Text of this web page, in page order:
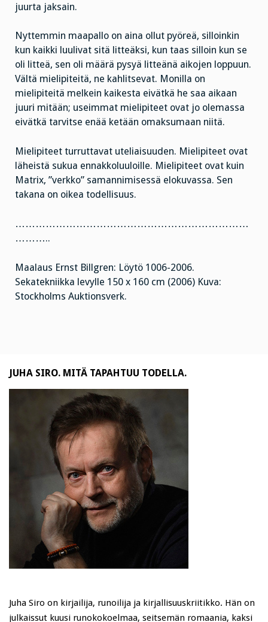
juurta jaksain.
Nyttemmin maapallo on aina ollut pyöreä, silloinkin
kun kaikki luulivat sitä litteäksi, kun taas silloin kun se
oli litteä, sen oli määrä pysyä litteänä aikojen loppuun.
Vältä mielipiteitä, ne kahlitsevat. Monilla on
mielipiteitä melkein kaikesta eivätkä he saa aikaan
juuri mitään; useimmat mielipiteet ovat jo olemassa
eivätkä tarvitse enää ketään omaksumaan niitä.
Mielipiteet turruttavat uteliaisuuden. Mielipiteet ovat
läheistä sukua ennakkoluuloille. Mielipiteet ovat kuin
Matrix, ”verkko” samannimisessä elokuvassa. Sen
takana on oikea todellisuus.
……………………………………………………………
………..
Maalaus Ernst Billgren: Löytö 1006-2006.
Sekatekniikka levylle 150 x 160 cm (2006) Kuva:
Stockholms Auktionsverk.
JUHA SIRO. MITÄ TAPAHTUU TODELLA.
Juha Siro on kirjailija, runoilija ja kirjallisuuskriitikko. Hän on
julkaissut kuusi runokokoelmaa, seitsemän romaania, kaksi